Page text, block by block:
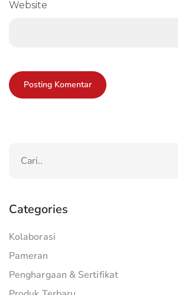
Website
Categories
Kolaborasi
Pameran
Penghargaan & Sertifikat